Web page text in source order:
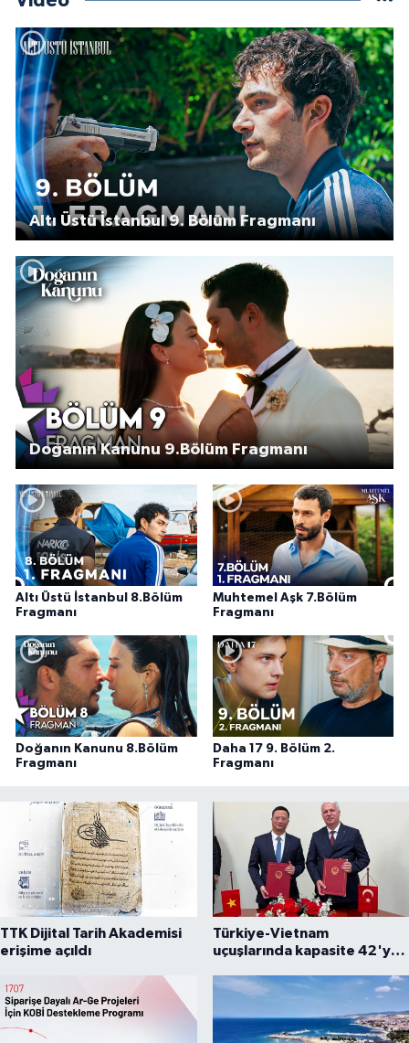
Altı Üstü İstanbul 9. Bölüm Fragmanı
Doğanın Kanunu 9.Bölüm Fragmanı
Altı Üstü İstanbul 8.Bölüm
Fragmanı
Muhtemel Aşk 7.Bölüm
Fragmanı
Doğanın Kanunu 8.Bölüm
Fragmanı
Daha 17 9. Bölüm 2.
Fragmanı
TTK Dijital Tarih Akademisi
erişime açıldı
Türkiye-Vietnam
uçuşlarında kapasite 42'ye